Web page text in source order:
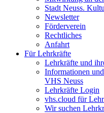
Stadt Neuss.
Newsletter
Förderverein
Rechtliches
Anfahrt
Für Lehrkräfte
Lehrkräfte und
Informationen
VHS Neuss
Lehrkräfte Login
vhs.cloud für
Wir suchen